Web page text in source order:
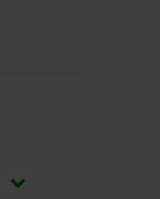
keyboard_arrow_down